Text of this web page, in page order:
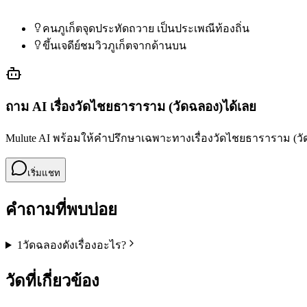
คนภูเก็ตจุดประทัดถวาย เป็นประเพณีท้องถิ่น
ขึ้นเจดีย์ชมวิวภูเก็ตจากด้านบน
ถาม AI เรื่องวัดไชยธาราราม (วัดฉลอง)ได้เลย
Mulute AI พร้อมให้คำปรึกษาเฉพาะทางเรื่องวัดไชยธาราราม (วั
เริ่มแชท
คำถามที่พบบ่อย
1 วัดฉลองดังเรื่องอะไร?
วัดที่เกี่ยวข้อง